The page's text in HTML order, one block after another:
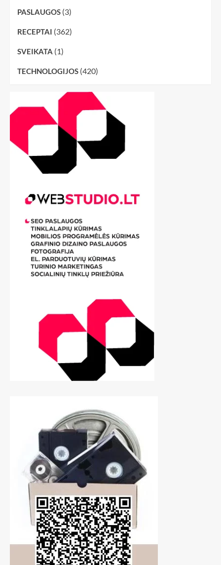
PASLAUGOS (3)
RECEPTAI (362)
SVEIKATA (1)
TECHNOLOGIJOS (420)